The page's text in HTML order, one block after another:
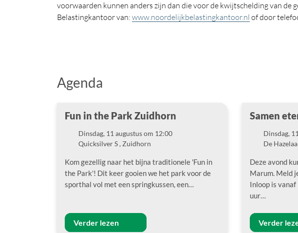
voorwaarden kunnen anders zijn dan die voor de kwijtschelding van
Belastingkantoor van: www.noordelijkbelastingkantoor.nl of door
Agenda
Fun in the Park Zuidhorn
Datum
Dinsdag, 11 augustus om 12:00
Locatie
Quicksilver S , Zuidhorn
Kom gezellig naar het bijna traditionele 'Fun in
the Park'! Dit keer gooien we het park voor de
sporthal vol met een springkussen, een…
Verder lezen
Samen
Datum
Dinsdag,
Locatie
De
Deze avond
Marum. Meld
Inloop is
uur…
Verder